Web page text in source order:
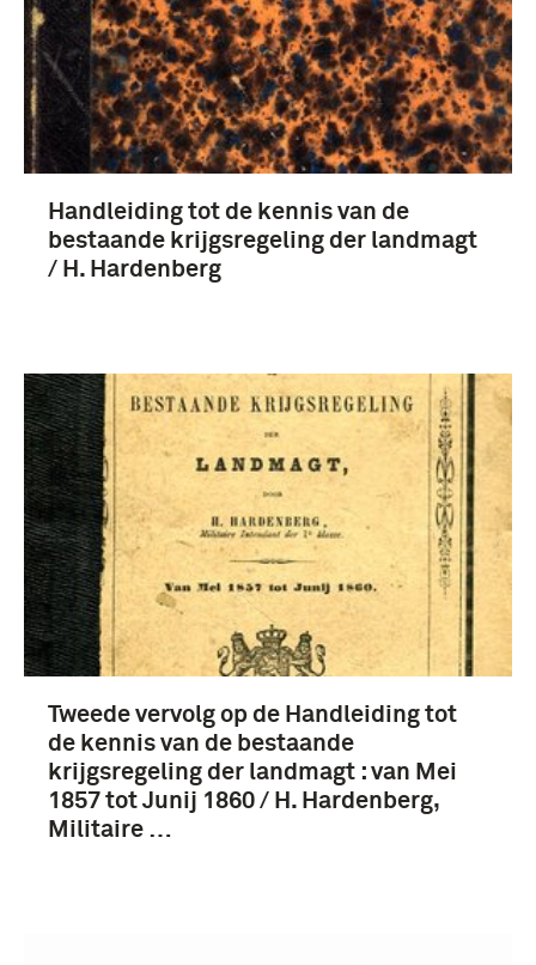
Handleiding tot de kennis van de
bestaande krijgsregeling der landmagt
/ H. Hardenberg
Tweede vervolg op de Handleiding tot
de kennis van de bestaande
krijgsregeling der landmagt : van Mei
1857 tot Junij 1860 / H. Hardenberg,
Militaire …